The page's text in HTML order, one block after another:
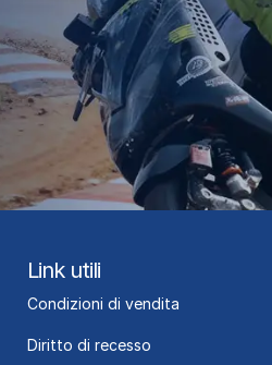
Link utili
Condizioni di vendita
Diritto di recesso